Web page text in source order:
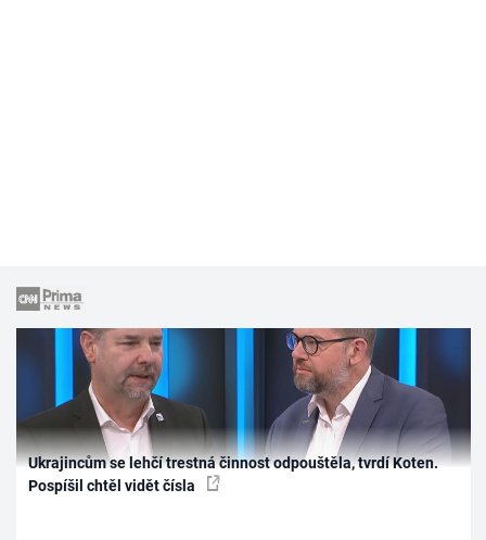
Ukrajincům se lehčí trestná činnost odpouštěla, tvrdí Koten.
Pospíšil chtěl vidět čísla